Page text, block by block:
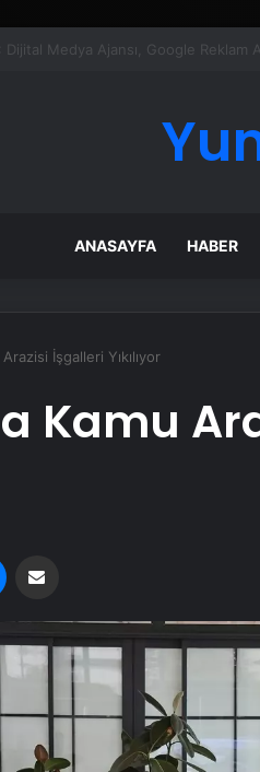
? Uetds.com İle Akıllı Dijital
ANASAYFA HABER
İşgalleri Yıkılıyor
Kamu